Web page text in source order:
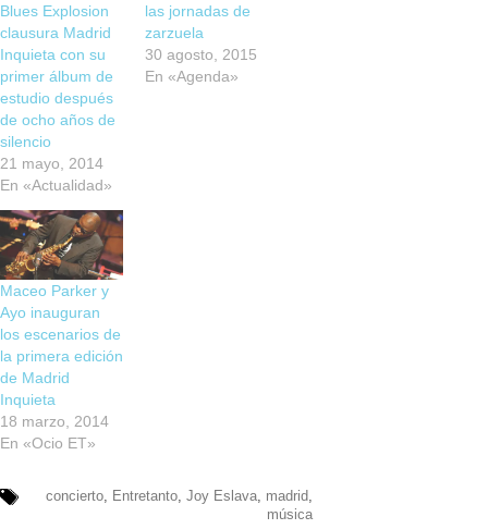
Blues Explosion
clausura Madrid
Inquieta con su
primer álbum de
estudio después
de ocho años de
silencio
21 mayo, 2014
En «Actualidad»
las jornadas de
zarzuela
30 agosto, 2015
En «Agenda»
Maceo Parker y
Ayo inauguran
los escenarios de
la primera edición
de Madrid
Inquieta
18 marzo, 2014
En «Ocio ET»
concierto, Entretanto, Joy Eslava, madrid,
música